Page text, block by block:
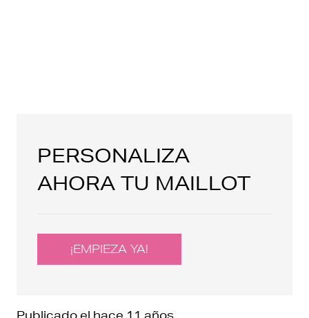
PERSONALIZA
AHORA TU MAILLOT
¡EMPIEZA YA!